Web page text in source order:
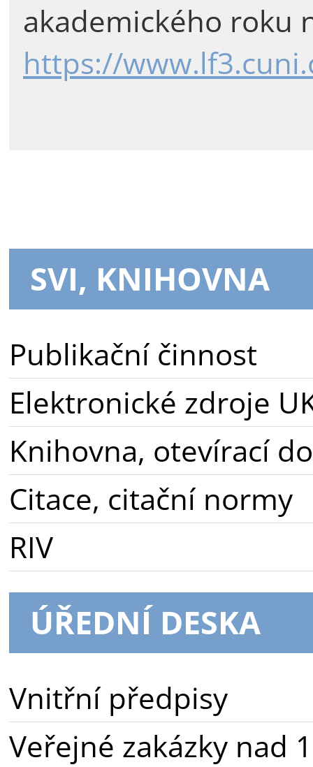
akademického roku
https://
SVI, KNIHOVNA
Publikační činnost
Elektronické zdroje
Knihovna, otevírací
Citace, citační normy
RIV
ÚŘEDNÍ DESKA
Vnitřní předpisy
Veřejné zakázky nad